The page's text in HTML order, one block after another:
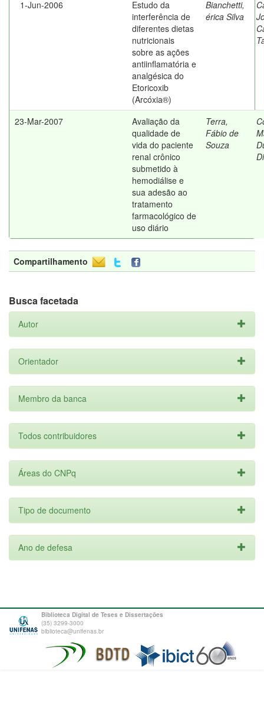
1-Jun-2006
Estudo da
interferência de
diferentes dietas
nutricionais
sobre as ações
antiinflamatória e
analgésica do
Etoricoxib
(Arcóxia®)
Bianchetti,
érica Silva
23-Mar-2007
Avaliação da
qualidade de
vida do paciente
renal crônico
submetido à
hemodiálise e
sua adesão ao
tratamento
farmacológico de
uso diário
Terra,
Fábio de
Souza
Compartilhamento
Busca facetada
Autor
Orientador
Membro da banca
Todos contribuidores
Áreas do CNPq
Tipo de documento
Ano de defesa
Biblioteca Digital de Teses e Dissertações
(35) 3299-3000
biblioteca@unifenas.br